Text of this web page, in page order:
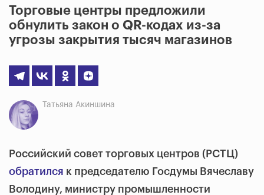
Торговые центры предложили
обнулить закон о QR-кодах из-за
угрозы закрытия тысяч магазинов
Татьяна Акиншина
Российский совет торговых центров (РСТЦ)
обратился к председателю Госдумы Вячеславу
Володину, министру промышленности